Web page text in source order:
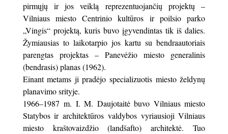
pirmųjų ir jos veiklą reprezentuojančių projektų –
Vilniaus miesto Centrinio kultūros ir poilsio parko
„Vingis“ projektą, kuris buvo įgyvendintas tik iš dalies.
Žymiausias to laikotarpio jos kartu su bendraautoriais
parengtas projektas – Panevėžio miesto generalinis
(bendrasis) planas (1962).
Einant metams ji pradėjo specializuotis miesto želdynų
planavimo srityje.
1966–1987 m. I. M. Daujotaitė buvo Vilniaus miesto
Statybos ir architektūros valdybos vyriausioji Vilniaus
miesto kraštovaizdžio (landšafto) architektė. Tuo